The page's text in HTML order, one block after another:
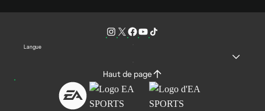
Langue
Haut de page